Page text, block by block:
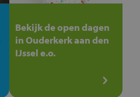
Bekijk de open dagen
in Ouderkerk aan den
IJssel e.o.